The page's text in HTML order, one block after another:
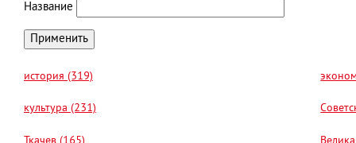
Название
история (319)
культура (231)
Ткачев (165)